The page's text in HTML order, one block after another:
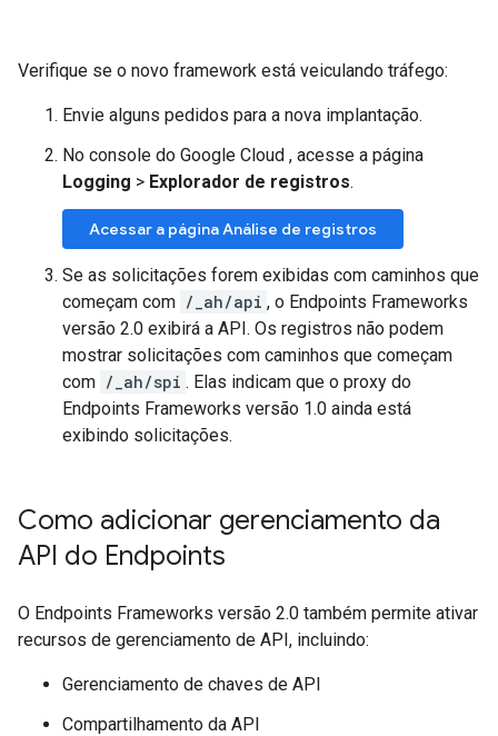
Verifique se o novo framework está veiculando tráfego:
Envie alguns pedidos para a nova implantação.
No console do Google Cloud , acesse a página
Logging > Explorador de registros.
Acessar a página Análise de registros
Se as solicitações forem exibidas com caminhos que
começam com /_ah/api , o Endpoints Frameworks
versão 2.0 exibirá a API. Os registros não podem
mostrar solicitações com caminhos que começam
com /_ah/spi . Elas indicam que o proxy do
Endpoints Frameworks versão 1.0 ainda está
exibindo solicitações.
Como adicionar gerenciamento da
API do Endpoints
O Endpoints Frameworks versão 2.0 também permite ativar
recursos de gerenciamento de API, incluindo:
Gerenciamento de chaves de API
Compartilhamento da API